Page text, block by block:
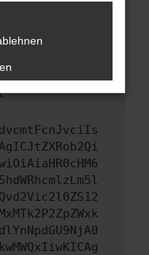
Schritte versucht
werden
uns bei der